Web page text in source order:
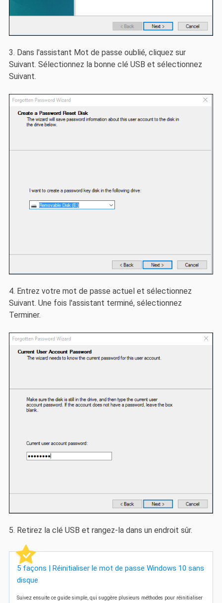
3. Dans l'assistant Mot de passe oublié, cliquez sur
Suivant. Sélectionnez la bonne clé USB et sélectionnez
Suivant.
4. Entrez votre mot de passe actuel et sélectionnez
Suivant. Une fois l'assistant terminé, sélectionnez
Terminer.
5. Retirez la clé USB et rangez-la dans un endroit sûr.
5 façons | Réinitialiser le mot de passe Windows 10 sans
disque
Suivez ensuite ce guide simple, qui suggère plusieurs méthodes pour réinitialiser